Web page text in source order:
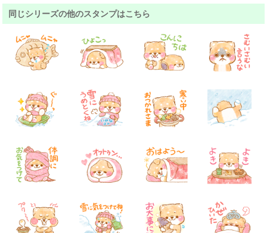
同じシリーズの他のスタンプはこちら